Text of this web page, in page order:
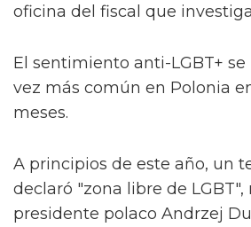
oficina del fiscal que
El sentimiento anti-LGBT+
vez más común en Polonia
meses.
A principios de este año, un
declaró "zona libre de
presidente polaco Andrzej